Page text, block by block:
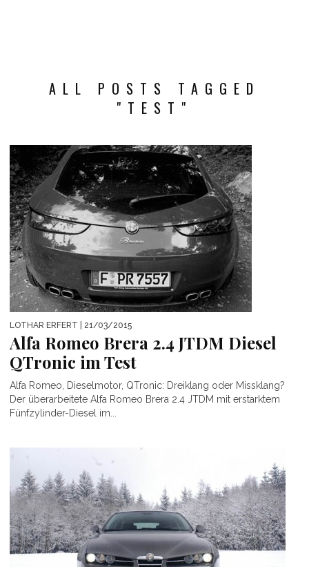
ALL POSTS TAGGED
"TEST"
LOTHAR ERFERT | 21/03/2015
Alfa Romeo Brera 2.4 JTDM Diesel
QTronic im Test
Alfa Romeo, Dieselmotor, QTronic: Dreiklang oder Missklang?
Der überarbeitete Alfa Romeo Brera 2.4 JTDM mit erstarktem
Fünfzylinder-Diesel im...